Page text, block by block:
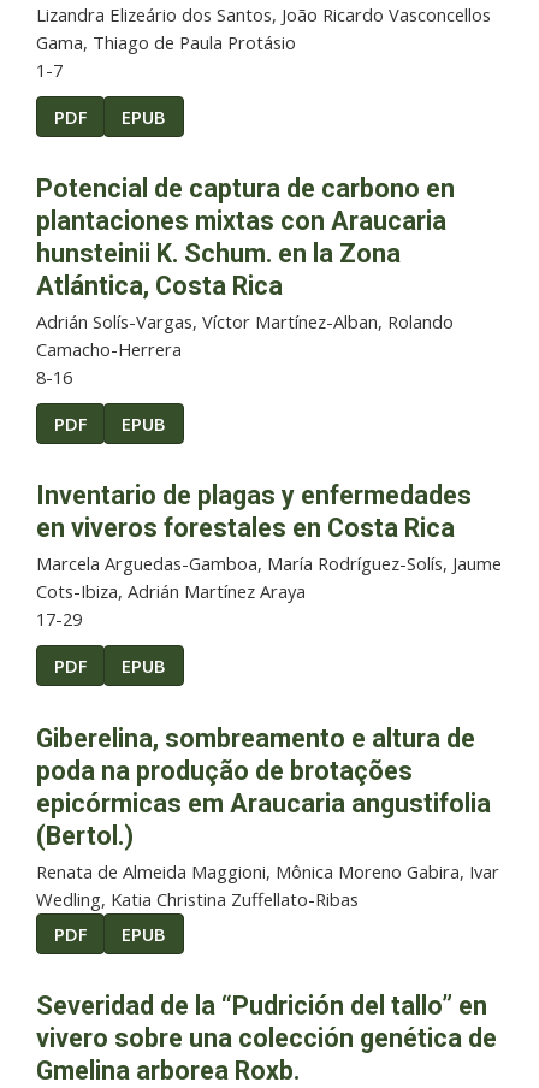
Lizandra Elizeário dos Santos, João Ricardo Vasconcellos
Gama, Thiago de Paula Protásio
1-7
PDF
EPUB
Potencial de captura de carbono en
plantaciones mixtas con Araucaria
hunsteinii K. Schum. en la Zona
Atlántica, Costa Rica
Adrián Solís-Vargas, Víctor Martínez-Alban, Rolando
Camacho-Herrera
8-16
PDF
EPUB
Inventario de plagas y enfermedades
en viveros forestales en Costa Rica
Marcela Arguedas-Gamboa, María Rodríguez-Solís, Jaume
Cots-Ibiza, Adrián Martínez Araya
17-29
PDF
EPUB
Giberelina, sombreamento e altura de
poda na produção de brotações
epicórmicas em Araucaria angustifolia
(Bertol.)
Renata de Almeida Maggioni, Mônica Moreno Gabira, Ivar
Wedling, Katia Christina Zuffellato-Ribas
PDF
EPUB
Severidad de la “Pudrición del tallo” en
vivero sobre una colección genética de
Gmelina arborea Roxb.